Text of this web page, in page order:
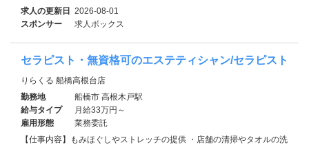
求人の更新日 2026-08-01
スポンサー
求人ボックス
セラピスト・無資格可のエステティシャン/セラピスト
りらくる 船橋高根台店
勤務地
船橋市 高根木戸駅
給与タイプ
月給33万円～
雇用形態
業務委託
【仕事内容】もみほぐしやストレッチの提供 ・店舗の清掃やタオルの洗